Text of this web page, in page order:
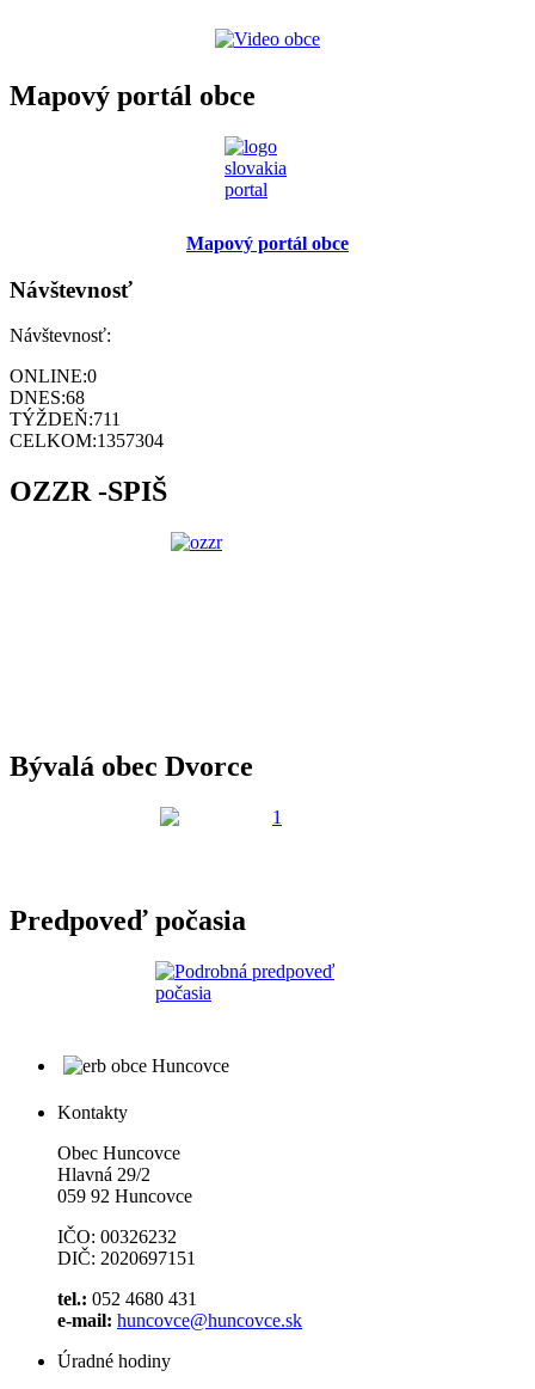
Mapový portál obce
Mapový portál obce
Návštevnosť
Návštevnosť:
ONLINE:0
DNES:68
TÝŽDEŇ:711
CELKOM:1357304
OZZR -SPIŠ
Bývalá obec Dvorce
Predpoveď počasia
Kontakty
Obec Huncovce
Hlavná 29/2
059 92 Huncovce
IČO: 00326232
DIČ: 2020697151
tel.: 052 4680 431
e-mail: huncovce@huncovce.sk
Úradné hodiny